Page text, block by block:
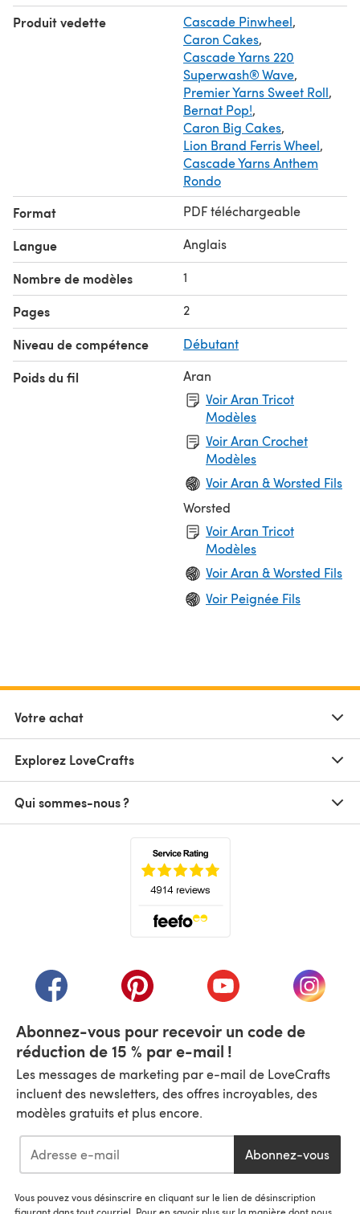
Produit vedette Cascade Pinwheel,
Caron Cakes,
Cascade Yarns 220
Superwash® Wave,
Premier Yarns Sweet Roll,
Bernat Pop!,
Caron Big Cakes,
Lion Brand Ferris Wheel,
Cascade Yarns Anthem
Rondo
Format PDF téléchargeable
Langue Anglais
Nombre de modèles 1
Pages 2
Niveau de compétence Débutant
Poids du fil
Aran
Voir Aran Tricot
Modèles
Voir Aran Crochet
Modèles
Voir Aran & Worsted Fils
Worsted
Voir Aran Tricot
Modèles
Voir Aran & Worsted Fils
Voir Peignée Fils
Votre achat
Explorez LoveCrafts
Qui sommes-nous ?
(s'ouvre dans un nouvel onglet)
(s'ouvre dans un nouvel onglet)
(s'ouvre dans un(s'ouvre
Abonnez-vous pour recevoir un code de
réduction de 15 % par e-mail !
Les messages de marketing par e-mail de LoveCrafts
incluent des newsletters, des offres incroyables, des
modèles gratuits et plus encore.
Abonnez-vous
Vous pouvez vous désinscrire en cliquant sur le lien de désinscription